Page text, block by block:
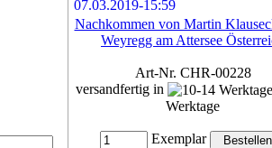
Nachkommen von Martin
Weyregg am Attersee
Art-Nr. CHR-00228
versandfertig in
Werktage
Exemplar